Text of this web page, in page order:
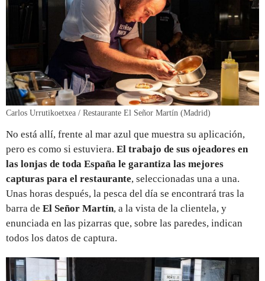
Carlos Urrutikoetxea / Restaurante El Señor Martín (Madrid)
No está allí, frente al mar azul que muestra su aplicación,
pero es como si estuviera. El trabajo de sus ojeadores en
las lonjas de toda España le garantiza las mejores
capturas para el restaurante, seleccionadas una a una.
Unas horas después, la pesca del día se encontrará tras la
barra de El Señor Martín, a la vista de la clientela, y
enunciada en las pizarras que, sobre las paredes, indican
todos los datos de captura.